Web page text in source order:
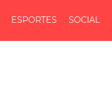
ESPORTES SOCIAL